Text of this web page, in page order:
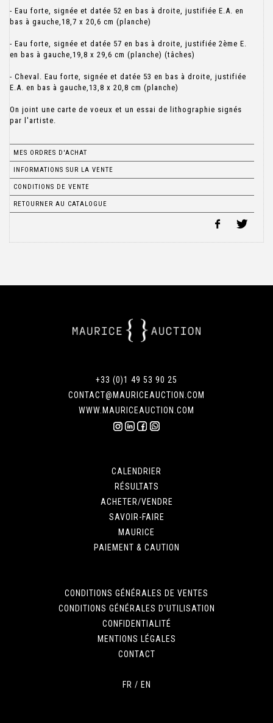
- Eau forte, signée et datée 52 en bas à droite, justifiée E.A. en
bas à gauche,18,7 x 20,6 cm (planche)
- Eau forte, signée et datée 57 en bas à droite, justifiée 2ème E.
en bas à gauche,19,8 x 29,6 cm (planche) (tâches)
- Cheval. Eau forte, signée et datée 53 en bas à droite, justifiée
E.A. en bas à gauche,13,8 x 20,8 cm (planche)
On joint une carte de voeux et un essai de lithographie signés
par l'artiste.
MES ORDRES D'ACHAT
INFORMATIONS SUR LA VENTE
CONDITIONS DE VENTE
RETOURNER AU CATALOGUE
+33 (0)1 49 53 90 25
CONTACT@MAURICEAUCTION.COM
WWW.MAURICEAUCTION.COM
CALENDRIER
RÉSULTATS
ACHETER/VENDRE
SAVOIR-FAIRE
MAURICE
PAIEMENT & CAUTION
CONDITIONS GÉNÉRALES DE VENTES
CONDITIONS GÉNÉRALES D'UTILISATION
CONFIDENTIALITÉ
MENTIONS LÉGALES
CONTACT
FR / EN